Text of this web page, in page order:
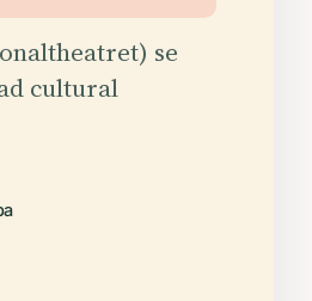
se
cultural